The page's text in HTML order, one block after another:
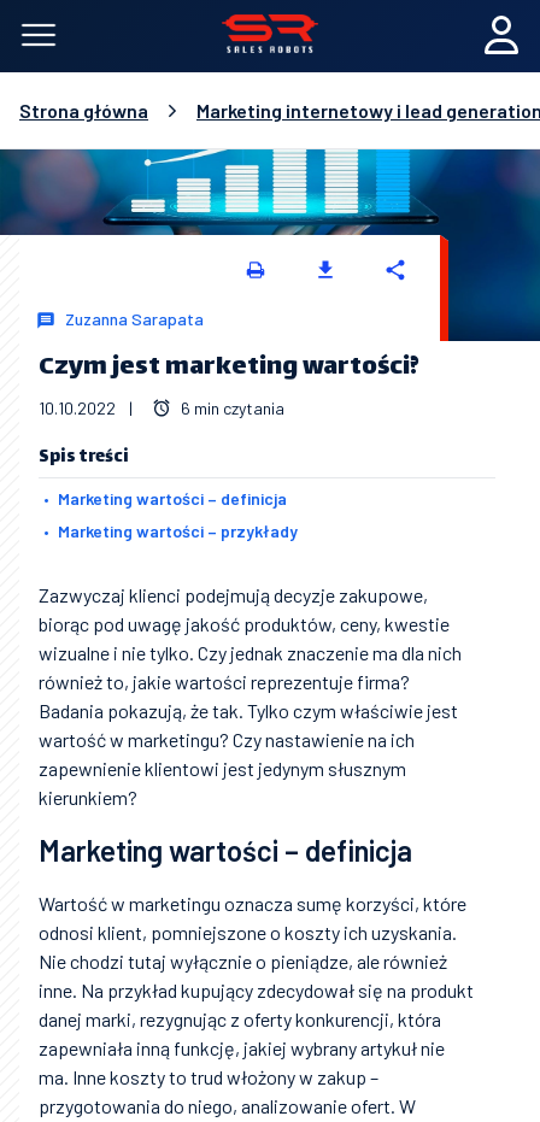
Strona główna Marketing internetowy i lead
Zuzanna Sarapata
Czym jest marketing wartości?
10.10.2022 | 6 min czytania
Spis treści
Marketing wartości – definicja
Marketing wartości – przykłady
Zazwyczaj klienci podejmują decyzje zakupowe,
biorąc pod uwagę jakość produktów, ceny, kwestie
wizualne i nie tylko. Czy jednak znaczenie ma dla nich
również to, jakie wartości reprezentuje firma?
Badania pokazują, że tak. Tylko czym właściwie jest
wartość w marketingu? Czy nastawienie na ich
zapewnienie klientowi jest jedynym słusznym
kierunkiem?
Marketing wartości – definicja
Wartość w marketingu oznacza sumę korzyści, które
odnosi klient, pomniejszone o koszty ich uzyskania.
Nie chodzi tutaj wyłącznie o pieniądze, ale również
inne. Na przykład kupujący zdecydował się na produkt
danej marki, rezygnując z oferty konkurencji, która
zapewniała inną funkcję, jakiej wybrany artykuł nie
ma. Inne koszty to trud włożony w zakup –
przygotowania do niego, analizowanie ofert. W